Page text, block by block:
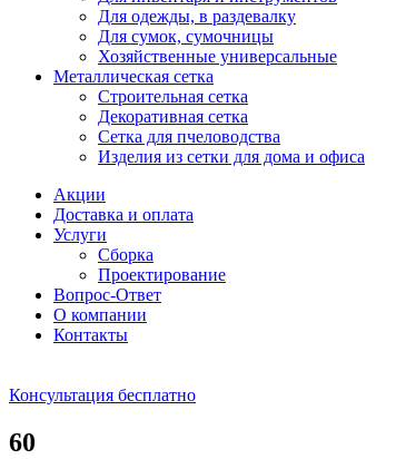
Для одежды, в раздевалку
Для сумок, сумочницы
Хозяйственные универсальные
Металлическая сетка
Строительная сетка
Декоративная сетка
Сетка для пчеловодства
Изделия из сетки для дома и офиса
Акции
Доставка и оплата
Услуги
Сборка
Проектирование
Вопрос-Ответ
О компании
Контакты
Консультация бесплатно
60